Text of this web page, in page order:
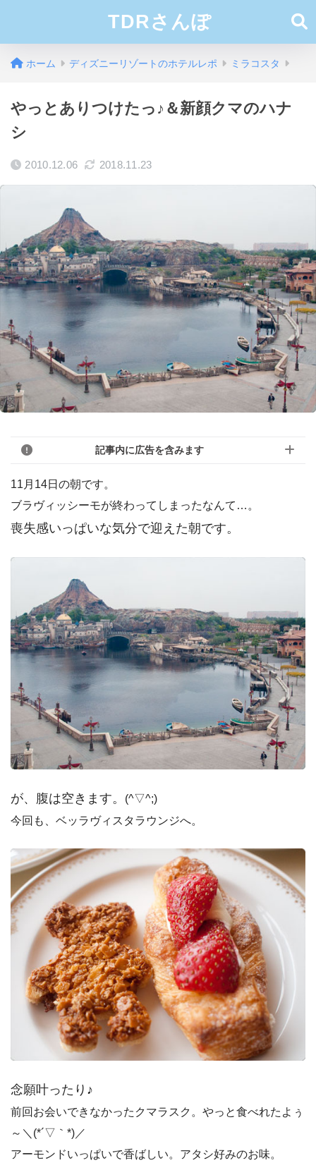
TDRさんぽ
ホーム ディズニーリゾートのホテルレポ ミラコスタ
やっとありつけたっ♪＆新顔クマのハナ
シ
2010.12.06 2018.11.23
記事内に広告を含みます
11月14日の朝です。
ブラヴィッシーモが終わってしまったなんて…。
喪失感いっぱいな気分で迎えた朝です。
が、腹は空きます。
(^▽^;)
今回も、ベッラヴィスタラウンジへ。
念願叶ったり♪
前回お会いできなかったクマラスク。やっと食べれたよぅ
～＼(*´▽｀*)／
アーモンドいっぱいで香ばしい。アタシ好みのお味。